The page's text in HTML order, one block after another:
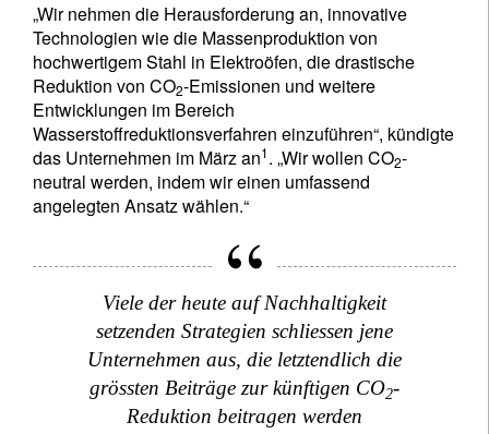
„Wir nehmen die Herausforderung an, innovative
Technologien wie die Massenproduktion von
hochwertigem Stahl in Elektroöfen, die drastische
Reduktion von CO2-Emissionen und weitere
Entwicklungen im Bereich
Wasserstoffreduktionsverfahren einzuführen“, kündigte
das Unternehmen im März an1. „Wir wollen CO2-
neutral werden, indem wir einen umfassend
angelegten Ansatz wählen.“
Viele der heute auf Nachhaltigkeit
setzenden Strategien schliessen jene
Unternehmen aus, die letztendlich die
grössten Beiträge zur künftigen CO2-
Reduktion beitragen werden